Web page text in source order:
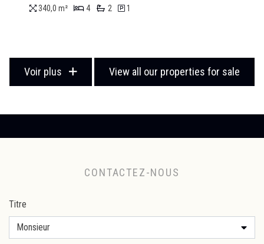
340,0 m² 4 2 1
Voir plus View all our properties for sale
CONTACTEZ-NOUS
Titre
Monsieur